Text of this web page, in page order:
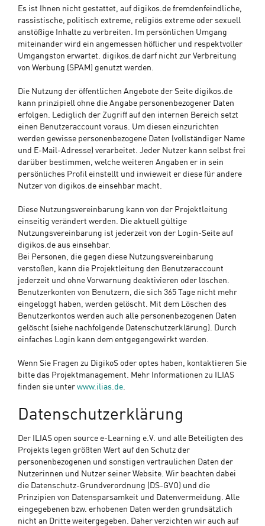
Es ist Ihnen nicht gestattet, auf digikos.de fremdenfeindliche,
rassistische, politisch extreme, religiös extreme oder sexuell
anstößige Inhalte zu verbreiten. Im persönlichen Umgang
miteinander wird ein angemessen höflicher und respektvoller
Umgangston erwartet. digikos.de darf nicht zur Verbreitung
von Werbung (SPAM) genutzt werden.
Die Nutzung der öffentlichen Angebote der Seite digikos.de
kann prinzipiell ohne die Angabe personenbezogener Daten
erfolgen. Lediglich der Zugriff auf den internen Bereich setzt
einen Benutzeraccount voraus. Um diesen einzurichten
werden gewisse personenbezogene Daten (vollständiger Name
und E-Mail-Adresse) verarbeitet. Jeder Nutzer kann selbst frei
darüber bestimmen, welche weiteren Angaben er in sein
persönliches Profil einstellt und inwieweit er diese für andere
Nutzer von digikos.de einsehbar macht.
Diese Nutzungsvereinbarung kann von der Projektleitung
einseitig verändert werden. Die aktuell gültige
Nutzungsvereinbarung ist jederzeit von der Login-Seite auf
digikos.de aus einsehbar.
Bei Personen, die gegen diese Nutzungsvereinbarung
verstoßen, kann die Projektleitung den Benutzeraccount
jederzeit und ohne Vorwarnung deaktivieren oder löschen.
Benutzerkonten von Benutzern, die sich 365 Tage nicht mehr
eingeloggt haben, werden gelöscht. Mit dem Löschen des
Benutzerkontos werden auch alle personenbezogenen Daten
gelöscht (siehe nachfolgende Datenschutzerklärung). Durch
einfaches Login kann dem entgegengewirkt werden.
Wenn Sie Fragen zu DigikoS oder optes haben, kontaktieren Sie
bitte das Projektmanagement. Mehr Informationen zu ILIAS
finden sie unter www.ilias.de.
Datenschutzerklärung
Der ILIAS open source e-Learning e.V. und alle Beteiligten des
Projekts legen größten Wert auf den Schutz der
personenbezogenen und sonstigen vertraulichen Daten der
Nutzerinnen und Nutzer seiner Website. Wir beachten dabei
die Datenschutz-Grundverordnung (DS-GVO) und die
Prinzipien von Datensparsamkeit und Datenvermeidung. Alle
eingegebenen bzw. erhobenen Daten werden grundsätzlich
nicht an Dritte weitergegeben. Daher verzichten wir auch auf